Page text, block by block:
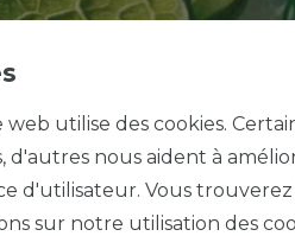
web utilise des cookies.
d'autres nous aident à
d'utilisateur. Vous
sur notre utilisation des